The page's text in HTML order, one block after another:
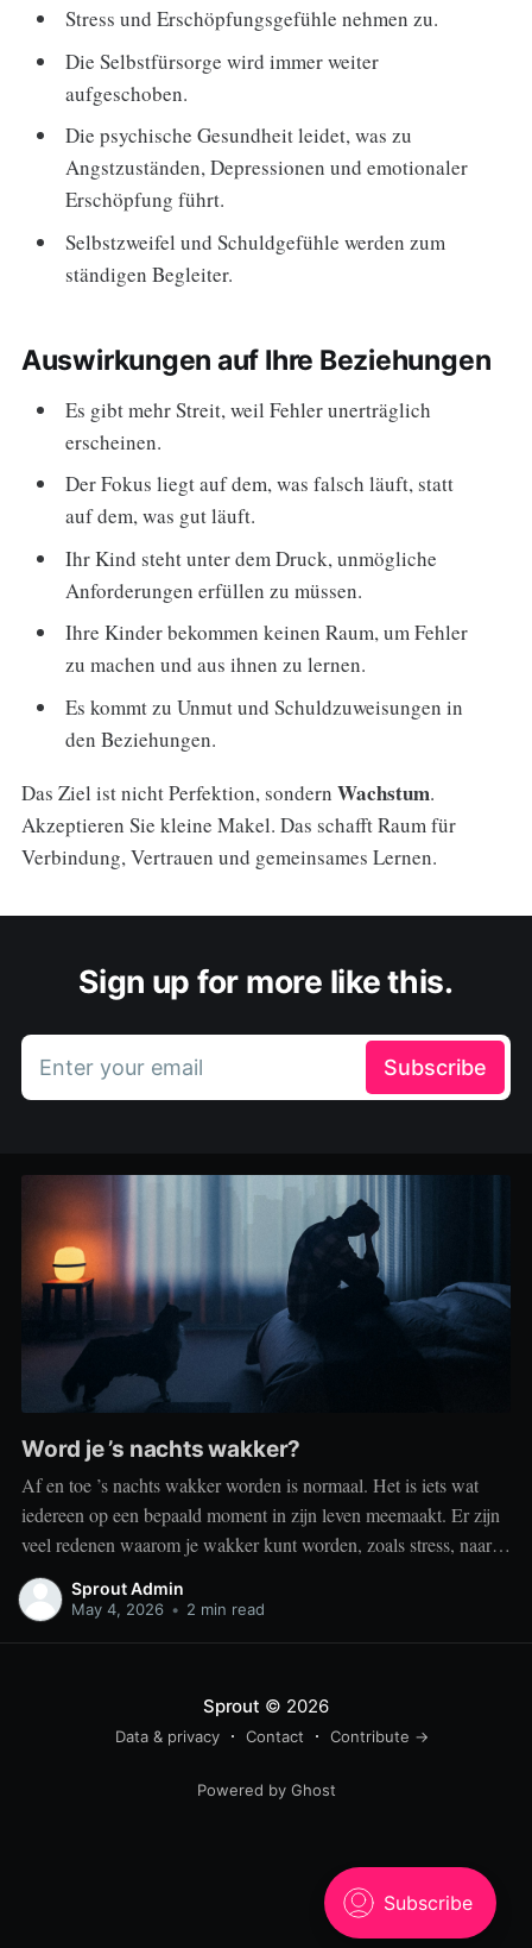
Stress und Erschöpfungsgefühle nehmen zu.
Die Selbstfürsorge wird immer weiter
aufgeschoben.
Die psychische Gesundheit leidet, was zu
Angstzuständen, Depressionen und emotionaler
Erschöpfung führt.
Selbstzweifel und Schuldgefühle werden zum
ständigen Begleiter.
Auswirkungen auf Ihre Beziehungen
Es gibt mehr Streit, weil Fehler unerträglich
erscheinen.
Der Fokus liegt auf dem, was falsch läuft, statt
auf dem, was gut läuft.
Ihr Kind steht unter dem Druck, unmögliche
Anforderungen erfüllen zu müssen.
Ihre Kinder bekommen keinen Raum, um Fehler
zu machen und aus ihnen zu lernen.
Es kommt zu Unmut und Schuldzuweisungen in
den Beziehungen.
Das Ziel ist nicht Perfektion, sondern Wachstum.
Akzeptieren Sie kleine Makel. Das schafft Raum für
Verbindung, Vertrauen und gemeinsames Lernen.
Sign up for more like this.
Enter your email Subscribe
Word je ’s nachts wakker?
Af en toe ’s nachts wakker worden is normaal. Het is iets wat
iedereen op een bepaald moment in zijn leven meemaakt. Er zijn
veel redenen waarom je wakker kunt worden, zoals stress, naar
het toilet moeten, je omgeving of medische aandoeningen die je
slaap beïnvloeden. Dit is geen probleem
Sprout Admin
May 4, 2026 • 2 min read
Sprout © 2026
Data & privacy Contact Contribute →
Powered by Ghost